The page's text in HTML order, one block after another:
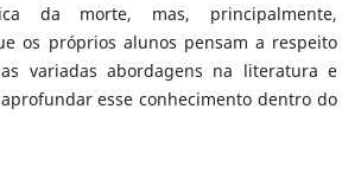
da morte, mas, principalmente,
os próprios alunos pensam a respeito
variadas abordagens na literatura e
esse conhecimento dentro do